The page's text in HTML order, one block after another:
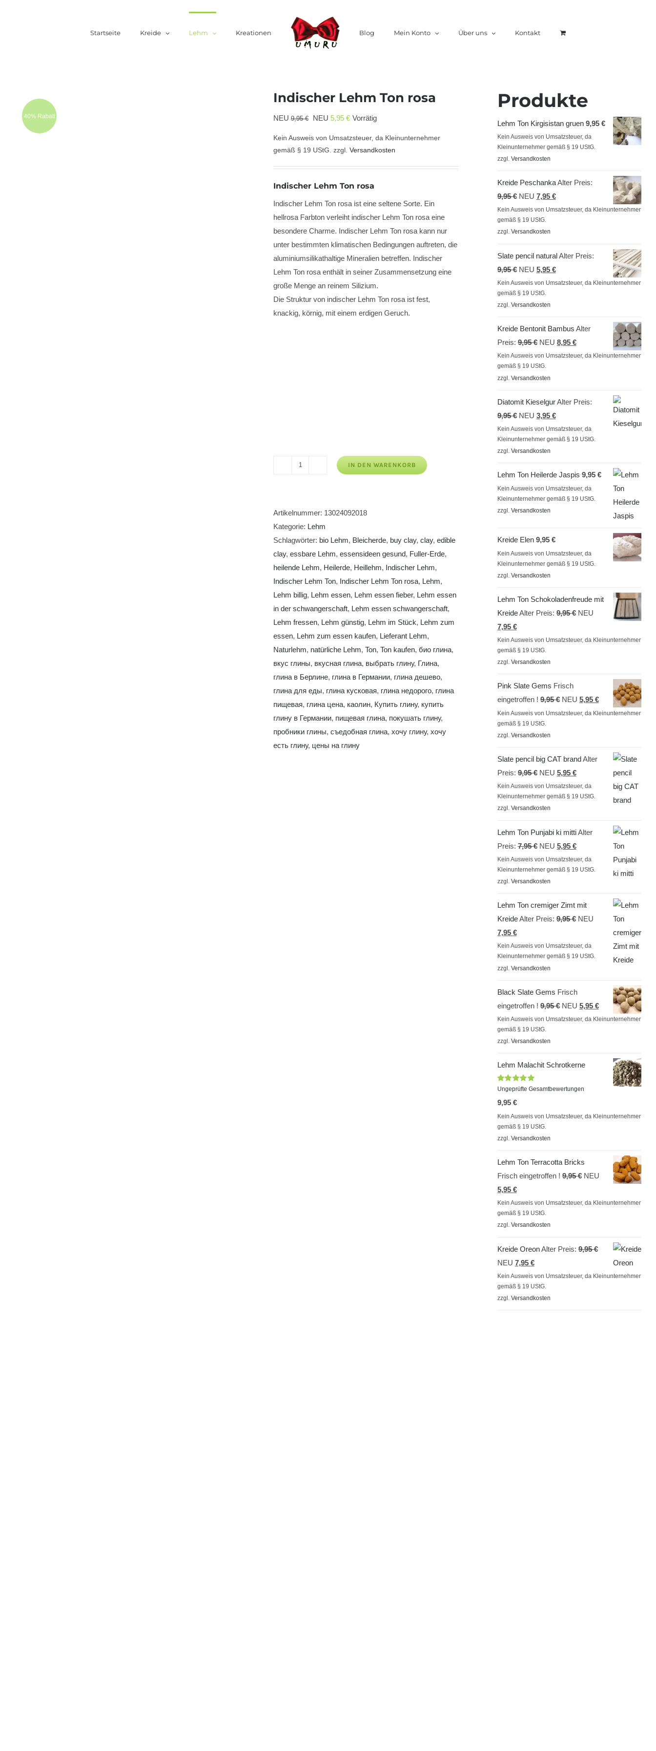
Startseite Kreide Lehm Kreationen Blog Mein Konto Über uns Kontakt
40% Rabatt
Indischer Lehm Ton rosa
NEU 9,95€
Ursprünglicher
NEU 5,95 €Aktueller
Vorrätig
Kein Ausweis von Umsatzsteuer, da Kleinunternehmer
gemäß § 19 UStG. zzgl. Versandkosten
Indischer Lehm Ton rosa
Indischer Lehm Ton rosa ist eine seltene Sorte. Ein
hellrosa Farbton verleiht indischer Lehm Ton rosa eine
besondere Charme. Indischer Lehm Ton rosa kann nur
unter bestimmten klimatischen Bedingungen auftreten, die
aluminiumsilikathaltige Mineralien betreffen. Indischer
Lehm Ton rosa enthält in seiner Zusammensetzung eine
große Menge an reinem Silizium.
Die Struktur von indischer Lehm Ton rosa ist fest,
knackig, körnig, mit einem erdigen Geruch.
rosa
Menge
IN DEN WARENKORB
Artikelnummer: 13024092018
Kategorie: Lehm
Schlagwörter: bio Lehm, Bleicherde, buy clay, clay, edible
clay, essbare Lehm, essensideen gesund, Fuller-Erde,
heilende Lehm, Heilerde, Heillehm, Indischer Lehm,
Indischer Lehm Ton, Indischer Lehm Ton rosa, Lehm,
Lehm billig, Lehm essen, Lehm essen fieber, Lehm essen
in der schwangerschaft, Lehm essen schwangerschaft,
Lehm fressen, Lehm günstig, Lehm im Stück, Lehm zum
essen, Lehm zum essen kaufen, Lieferant Lehm,
Naturlehm, natürliche Lehm, Ton, Ton kaufen, био глина,
вкус глины, вкусная глина, выбрать глину, Глина,
глина в Берлине, глина в Германии, глина дешево,
глина для еды, глина кусковая, глина недорого, глина
пищевая, глина цена, каолин, Купить глину, купить
глину в Германии, пищевая глина, покушать глину,
пробники глины, съедобная глина, хочу глину, хочу
есть глину, цены на глину
Produkte
Lehm Ton Kirgisistan gruen 9,95 €
Kein Ausweis von Umsatzsteuer, da
Kleinunternehmer gemäß § 19 UStG.
zzgl. Versandkosten
Kreide PeschankaAlter Preis:
9,95€ Ursprünglicher
Preis
war:
NEU 7,95 €Aktueller
Preis
Kein Ausweis von Umsatzsteuer, da Kleinunternehmer
gemäß § 19 UStG.
zzgl. Versandkosten
Slate pencil naturalAlter Preis:
9,95€ Ursprünglicher
Preis
war:
NEU 5,95 €Aktueller
Preis
Kein Ausweis von Umsatzsteuer, da Kleinunternehmer
gemäß § 19 UStG.
zzgl. Versandkosten
Kreide Bentonit Bambus Alter
Preis: 9,95€ Ursprünglicher
Preis
war:
9,95 €
NEU 8,95 €Aktueller
Preis
Kein Ausweis von Umsatzsteuer, da Kleinunternehmer
gemäß § 19 UStG.
zzgl. Versandkosten
Diatomit KieselgurAlter Preis:
9,95€ Ursprünglicher
Preis
war:
NEU 3,95 €Aktueller
Preis
ist:
Kein Ausweis von Umsatzsteuer, da
Kleinunternehmer gemäß § 19 UStG.
zzgl. Versandkosten
Lehm Ton Heilerde Jaspis 9,95 €
Kein Ausweis von Umsatzsteuer, da
Kleinunternehmer gemäß § 19 UStG.
zzgl. Versandkosten
Kreide Elen 9,95 €
Kein Ausweis von Umsatzsteuer, da
Kleinunternehmer gemäß § 19 UStG.
zzgl. Versandkosten
Lehm Ton Schokoladenfreude mit
KreideAlter Preis: 9,95€ Ursprünglicher
war:
NEU
7,95 €Aktueller
Preis
ist:
Kein Ausweis von Umsatzsteuer, da Kleinunternehmer
gemäß § 19 UStG.
zzgl. Versandkosten
Pink Slate Gems Frisch
eingetroffen ! 9,95€ Ursprünglicher
Preis
NEU 5,95 €Aktueller
Preis
Kein Ausweis von Umsatzsteuer, da Kleinunternehmer
gemäß § 19 UStG.
zzgl. Versandkosten
Slate pencil big CAT brandAlter
Preis: 9,95€ Ursprünglicher
Preis
war:
NEU 5,95 €Aktueller
Preis
ist:
Kein Ausweis von Umsatzsteuer, da
Kleinunternehmer gemäß § 19 UStG.
zzgl. Versandkosten
Lehm Ton Punjabi ki mittiAlter
Preis: 7,95€ Ursprünglicher
Preis
war:
NEU 5,95 €Aktueller
Preis
ist:
Kein Ausweis von Umsatzsteuer, da
Kleinunternehmer gemäß § 19 UStG.
zzgl. Versandkosten
Lehm Ton cremiger Zimt mit
KreideAlter Preis: 9,95€ Ursprünglicher
war:
9,95 €
NEU
7,95 €Aktueller
Preis
ist:
7,95 €.
Kein Ausweis von Umsatzsteuer, da
Kleinunternehmer gemäß § 19 UStG.
zzgl. Versandkosten
Black Slate Gems Frisch
eingetroffen ! 9,95€ Ursprünglicher
Preis
NEU 5,95 €Aktueller
Preis
Kein Ausweis von Umsatzsteuer, da Kleinunternehmer
gemäß § 19 UStG.
zzgl. Versandkosten
Lehm Malachit Schrotkerne
Bewertet
5
Ungeprüfte Gesamtbewertungen
9,95 €
Kein Ausweis von Umsatzsteuer, da Kleinunternehmer
gemäß § 19 UStG.
zzgl. Versandkosten
Lehm Ton Terracotta Bricks
Frisch eingetroffen ! 9,95€ Ursprünglicher
war:
NEU
5,95 €Aktueller
Preis
ist:
Kein Ausweis von Umsatzsteuer, da Kleinunternehmer
gemäß § 19 UStG.
zzgl. Versandkosten
Kreide OreonAlter Preis: 9,95€Ursprünglicher
Preis
war:
NEU 7,95 €Aktueller
Preis
ist:
Kein Ausweis von Umsatzsteuer, da Kleinunternehmer
gemäß § 19 UStG.
zzgl. Versandkosten